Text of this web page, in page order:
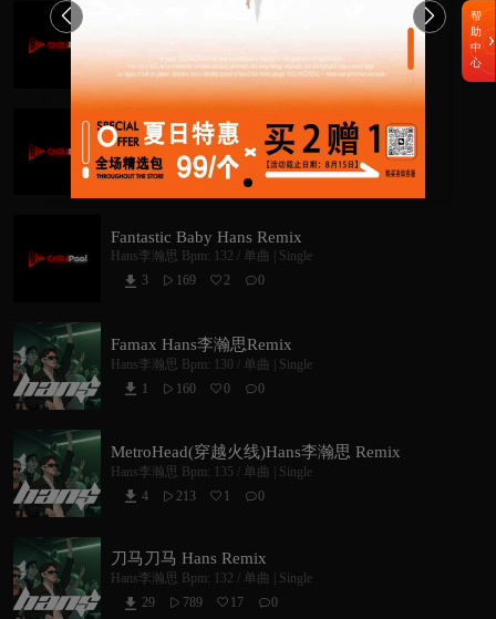
2025热歌合集Mash Up(Hans李瀚思Remix)
0
117 1 0
跟西湖醋鱼结了账
Hans李瀚思 Bpm: 128 /Dance/Club House
1
 115 
Fantastic Baby Hans Remix
Hans李瀚思 Bpm: 132 / 单曲 | Single
3
 169 2 0
Famax Hans李瀚思Remix
Hans李瀚思 Bpm: 130 / 单曲 | Single
1
 160 0 0
MetroHead(穿越火线)Hans李瀚思 Remix
Hans李瀚思 Bpm: 135 / 单曲 | Single
4
 213  1 0
刀马刀马 Hans Remix
Hans李瀚思 Bpm: 132 / 单曲 | Single
29
 789  17 0
帮
助
中
心
 